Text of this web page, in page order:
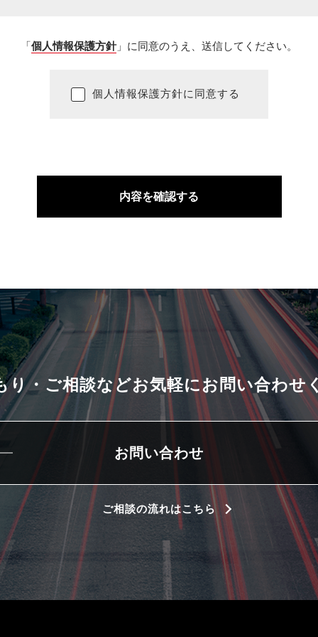
「個人情報保護方針」に同意のうえ、送信してください。
個人情報保護方針に同意する
内容を確認する
り・ご相談などお気軽にお問い合わせ
お問い合わせ
ご相談の流れはこちら